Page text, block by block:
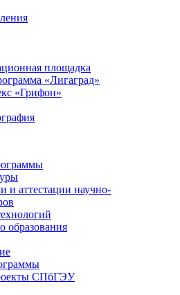
площадка
«Лигаград»­­
«Грифон»
и аттестации научно-
образования
СПбГЭУ